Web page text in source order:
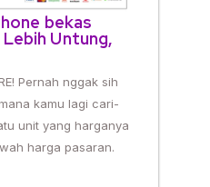
bekas
Untung,
Pernah nggak sih
kamu lagi cari-
unit yang harganya
harga pasaran.